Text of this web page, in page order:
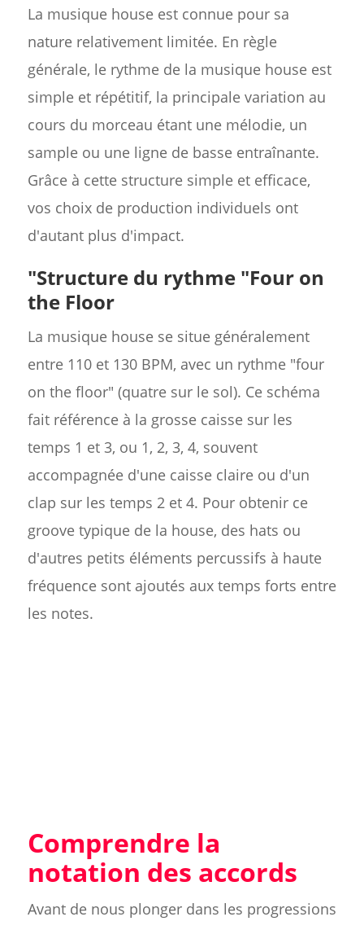
La musique house est connue pour sa
nature relativement limitée. En règle
générale, le rythme de la musique house est
simple et répétitif, la principale variation au
cours du morceau étant une mélodie, un
sample ou une ligne de basse entraînante.
Grâce à cette structure simple et efficace,
vos choix de production individuels ont
d'autant plus d'impact.
"Structure du rythme "Four on
the Floor
La musique house se situe généralement
entre 110 et 130 BPM, avec un rythme "four
on the floor" (quatre sur le sol). Ce schéma
fait référence à la grosse caisse sur les
temps 1 et 3, ou 1, 2, 3, 4, souvent
accompagnée d'une caisse claire ou d'un
clap sur les temps 2 et 4. Pour obtenir ce
groove typique de la house, des hats ou
d'autres petits éléments percussifs à haute
fréquence sont ajoutés aux temps forts entre
les notes.
Comprendre la
notation des accords
Avant de nous plonger dans les progressions